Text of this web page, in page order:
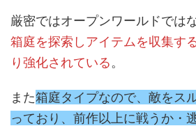
厳密ではオープンワールドでは
箱庭を探索しアイテムを収集す
り強化されている。
また箱庭タイプなので、敵をス
っており、前作以上に戦うか・